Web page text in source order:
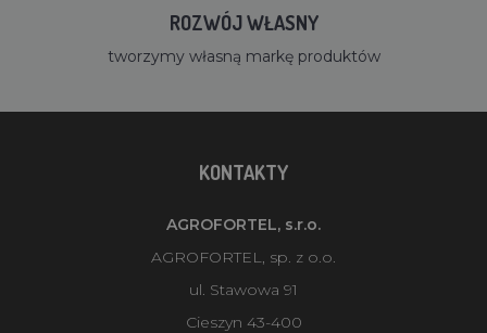
ROZWÓJ WŁASNY
tworzymy własną markę produktów
KONTAKTY
AGROFORTEL, s.r.o.
AGROFORTEL, sp. z o.o.
ul. Stawowa 91
Cieszyn 43-400